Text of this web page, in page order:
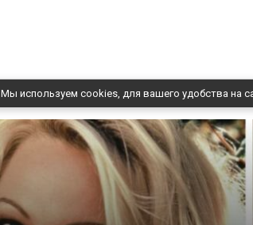
Мы используем cookies, для вашего удобства на